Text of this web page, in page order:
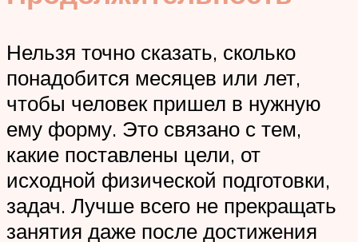
Нельзя точно сказать, сколько
понадобится месяцев или лет,
чтобы человек пришел в нужную
ему форму. Это связано с тем,
какие поставлены цели, от
исходной физической подготовки,
задач. Лучше всего не прекращать
занятия даже после достижения